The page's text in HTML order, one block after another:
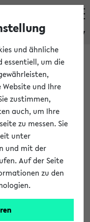
eKVV
und
von
diese Weise können
Ihre privaten und
der
und ähnliche
essentiell, um die
und Ihre
zustimmen,
auch, um Ihre
zu messen. Sie
unter
und mit der
Auf der Seite
zu den